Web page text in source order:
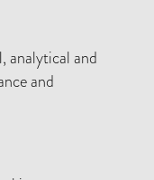
analytical and
and